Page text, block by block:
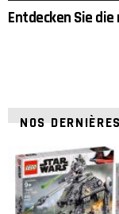
Entdecken Sie
NOS